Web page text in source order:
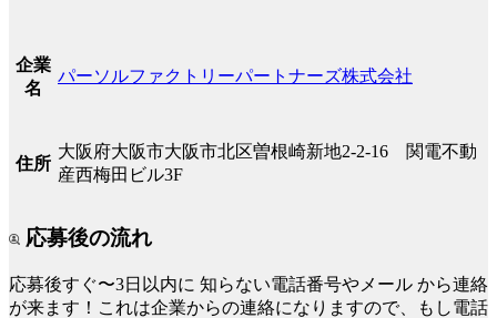
企業
名
パーソルファクトリーパートナーズ株式会社
住所
大阪府大阪市大阪市北区曽根崎新地2-2-16 関電不動
産西梅田ビル3F
応募後の流れ
応募後すぐ〜3日以内に 知らない電話番号やメール から連絡
が来ます！これは企業からの連絡になりますので、もし電話